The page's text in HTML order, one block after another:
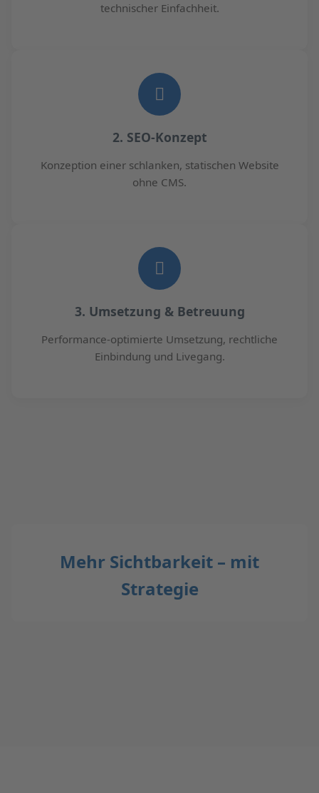
technischer Einfachheit.
2. SEO-Konzept
Konzeption einer schlanken, statischen Website
ohne CMS.
3. Umsetzung & Betreuung
Performance-optimierte Umsetzung, rechtliche
Einbindung und Livegang.
Mehr Sichtbarkeit – mit
Strategie